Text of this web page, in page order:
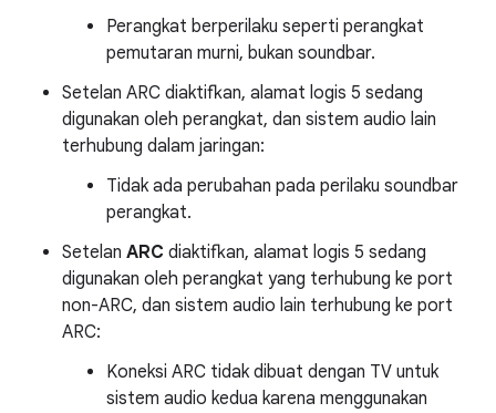
Perangkat berperilaku seperti perangkat
pemutaran murni, bukan soundbar.
Setelan ARC diaktifkan, alamat logis 5 sedang
digunakan oleh perangkat, dan sistem audio lain
terhubung dalam jaringan:
Tidak ada perubahan pada perilaku soundbar
perangkat.
Setelan ARC diaktifkan, alamat logis 5 sedang
digunakan oleh perangkat yang terhubung ke port
non-ARC, dan sistem audio lain terhubung ke port
ARC:
Koneksi ARC tidak dibuat dengan TV untuk
sistem audio kedua karena menggunakan